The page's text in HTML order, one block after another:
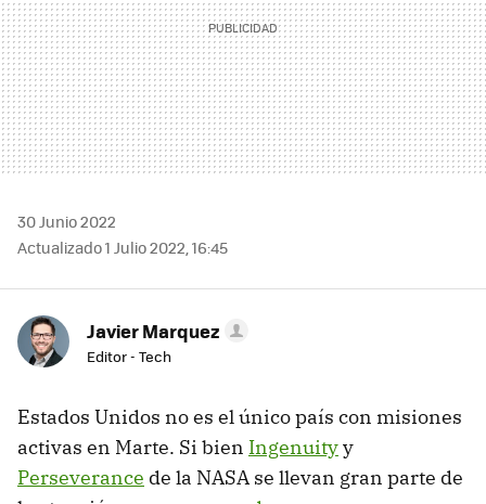
30 Junio 2022
Actualizado 1 Julio 2022, 16:45
Javier Marquez
Editor - Tech
Estados Unidos no es el único país con misiones
activas en Marte. Si bien Ingenuityy
Perseverance de la NASA se llevan gran parte de